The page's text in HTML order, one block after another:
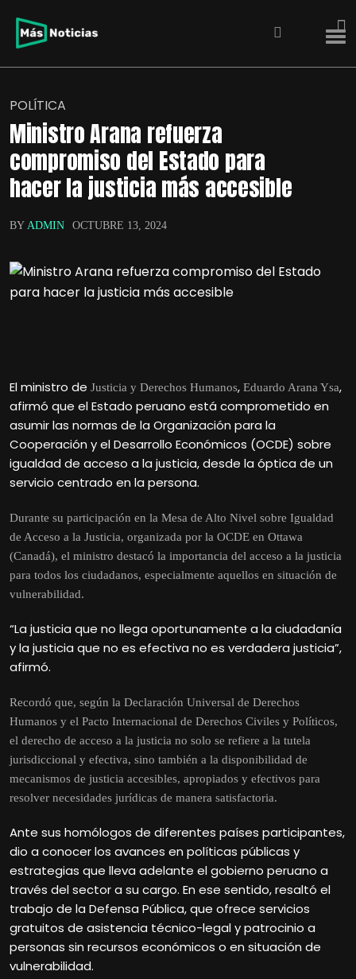
POLÍTICA
Ministro Arana refuerza
compromiso del Estado para
hacer la justicia más accesible
BY ADMIN OCTUBRE 13, 2024
El ministro de Justicia y Derechos Humanos, Eduardo Arana Ysa,
afirmó que el Estado peruano está comprometido en
asumir las normas de la Organización para la
Cooperación y el Desarrollo Económicos (OCDE) sobre
igualdad de acceso a la justicia, desde la óptica de un
servicio centrado en la persona.
Durante su participación en la Mesa de Alto Nivel sobre Igualdad
de Acceso a la Justicia, organizada por la OCDE en Ottawa
(Canadá), el ministro destacó la importancia del acceso a la justicia
para todos los ciudadanos, especialmente aquellos en situación de
vulnerabilidad.
“La justicia que no llega oportunamente a la ciudadanía
y la justicia que no es efectiva no es verdadera justicia”,
afirmó.
Recordó que, según la Declaración Universal de Derechos
Humanos y el Pacto Internacional de Derechos Civiles y Políticos,
el derecho de acceso a la justicia no solo se refiere a la tutela
jurisdiccional y efectiva, sino también a la disponibilidad de
mecanismos de justicia accesibles, apropiados y efectivos para
resolver necesidades jurídicas de manera satisfactoria.
Ante sus homólogos de diferentes países participantes,
dio a conocer los avances en políticas públicas y
estrategias que lleva adelante el gobierno peruano a
través del sector a su cargo. En ese sentido, resaltó el
trabajo de la Defensa Pública, que ofrece servicios
gratuitos de asistencia técnico-legal y patrocinio a
personas sin recursos económicos o en situación de
vulnerabilidad.